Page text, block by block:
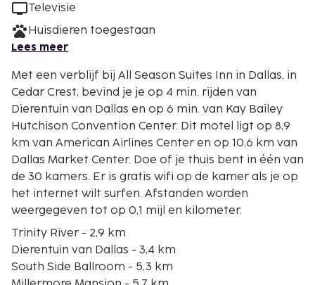
Televisie
Huisdieren toegestaan
Lees meer
Met een verblijf bij All Season Suites Inn in Dallas, in
Cedar Crest, bevind je je op 4 min. rijden van
Dierentuin van Dallas en op 6 min. van Kay Bailey
Hutchison Convention Center. Dit motel ligt op 8,9
km van American Airlines Center en op 10,6 km van
Dallas Market Center. Doe of je thuis bent in één van
de 30 kamers. Er is gratis wifi op de kamer als je op
het internet wilt surfen. Afstanden worden
weergegeven tot op 0,1 mijl en kilometer.
Trinity River - 2,9 km
Dierentuin van Dallas - 3,4 km
South Side Ballroom - 5,3 km